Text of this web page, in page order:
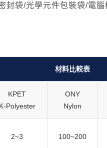
封袋/光學元件包裝袋/電
材料比較表
KPET
K-Polyester
ONY
Nylon
2~3 100~200